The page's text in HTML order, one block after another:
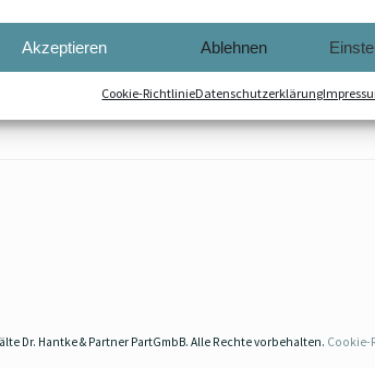
Akzeptieren Ablehnen
Cookie-RichtlinieDatenschutzerklärung
und innerhalb der üblichen
einzusehen. Dieses Recht kann nicht
Der Anspruch ergibt sich aus der
Dr. Hantke & Partner PartGmbB. Alle Rechte vorbehalten. Cookie-